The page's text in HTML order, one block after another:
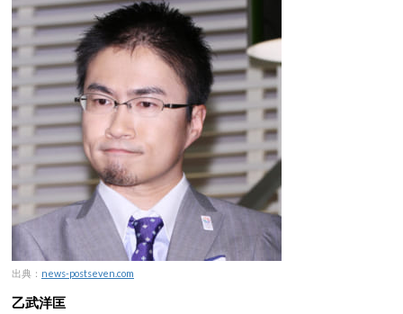
出典： news-postseven.com
乙武洋匡